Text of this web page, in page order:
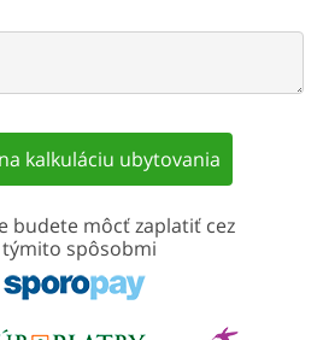
kalkuláciu ubytovania
budete môcť zaplatiť cez
spôsobmi